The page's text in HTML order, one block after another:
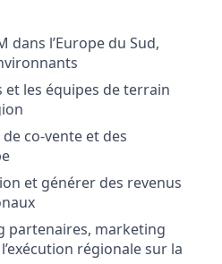
dans l’Europe du Sud,
les équipes de terrain
co-vente et des
et générer des revenus
partenaires, marketing
régionale sur la